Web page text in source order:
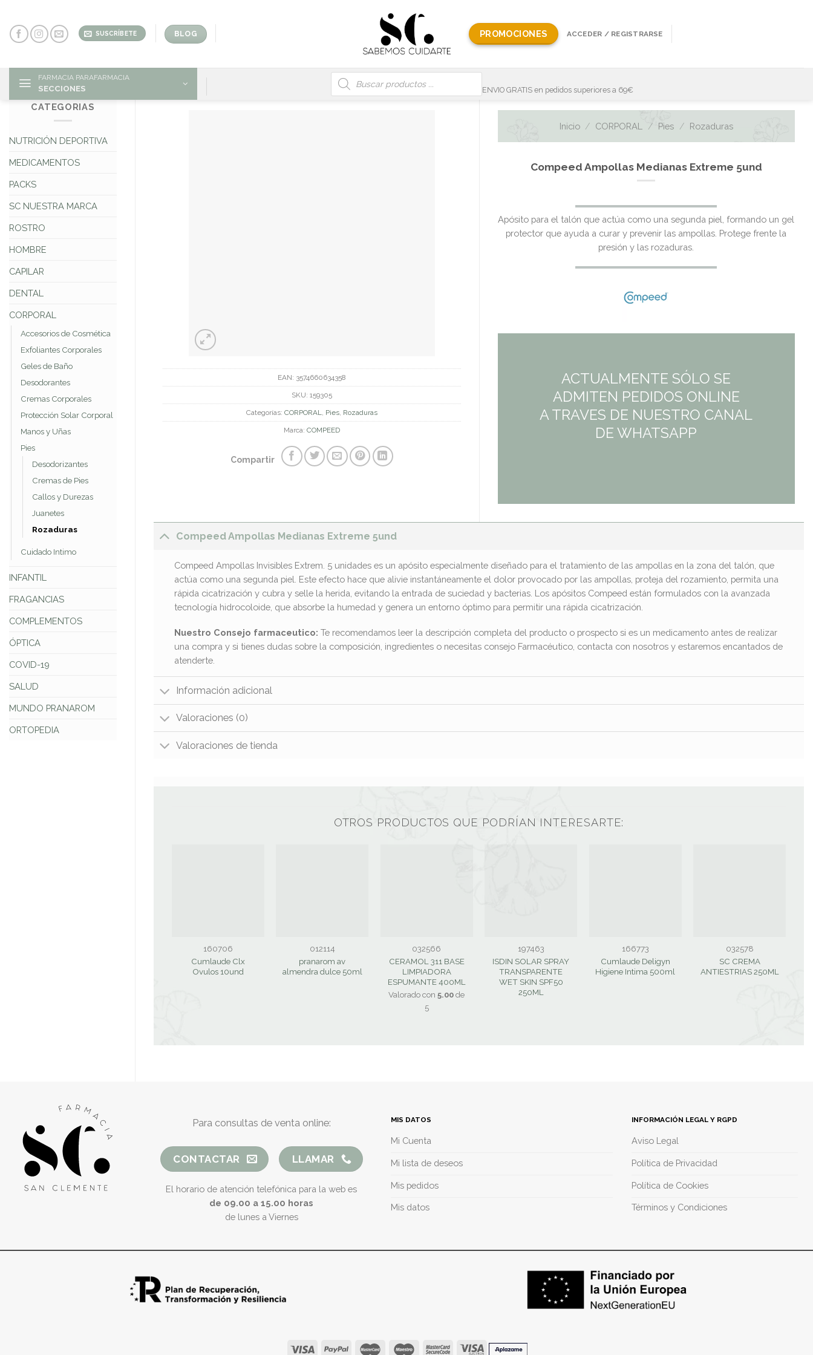
content
SUSCRÍBETE BLOG PROMOCIONES ACCEDER / REGISTRARSE
FARMACIA PARAFARMACIA
SECCIONES
Búsqueda
de
productos
ENVIO GRATIS en pedidos superiores a 69€
CATEGORIAS
NUTRICIÓN DEPORTIVA
MEDICAMENTOS
PACKS
SC NUESTRA MARCA
ROSTRO
HOMBRE
CAPILAR
DENTAL
CORPORAL
Accesorios de Cosmética
Exfoliantes Corporales
Geles de Baño
Desodorantes
Cremas Corporales
Protección Solar Corporal
Manos y Uñas
Pies
Desodorizantes
Cremas de Pies
Callos y Durezas
Juanetes
Rozaduras
Cuidado Intimo
INFANTIL
FRAGANCIAS
COMPLEMENTOS
ÓPTICA
COVID-19
SALUD
MUNDO PRANAROM
ORTOPEDIA
EAN: 3574660634358
SKU: 159305
Categorías: CORPORAL, Pies, Rozaduras
Marca: COMPEED
Compartir
Inicio / CORPORAL / Pies / Rozaduras
Compeed Ampollas Medianas Extreme 5und
Apósito para el talón que actúa como una segunda piel, formando un gel
protector que ayuda a curar y prevenir las ampollas. Protege frente la
presión y las rozaduras.
ACTUALMENTE SÓLO SE
ADMITEN PEDIDOS ONLINE
A TRAVES DE NUESTRO CANAL
DE WHATSAPP
Compeed Ampollas Medianas Extreme 5und
Compeed Ampollas Invisibles Extrem. 5 unidades es un apósito especialmente diseñado para el tratamiento de las ampollas en la zona del talón, que
actúa como una segunda piel. Este efecto hace que alivie instantáneamente el dolor provocado por las ampollas, proteja del rozamiento, permita una
rápida cicatrización y cubra y selle la herida, evitando la entrada de suciedad y bacterias. Los apósitos Compeed están formulados con la avanzada
tecnología hidrocoloide, que absorbe la humedad y genera un entorno óptimo para permitir una rápida cicatrización.
Nuestro Consejo farmaceutico: Te recomendamos leer la descripción completa del producto o prospecto si es un medicamento antes de realizar
una compra y si tienes dudas sobre la composición, ingredientes o necesitas consejo Farmacéutico, contacta con nosotros y estaremos encantados de
atenderte.
Información adicional
Valoraciones (0)
Valoraciones de tienda
OTROS PRODUCTOS QUE PODRÍAN INTERESARTE:
160706
Cumlaude Clx
Ovulos 10und
012114
pranarom av
almendra dulce 50ml
032566
CERAMOL 311 BASE
LIMPIADORA
ESPUMANTE 400ML
Valorado con5.00 de
5
197463
ISDIN SOLAR SPRAY
TRANSPARENTE
WET SKIN SPF50
250ML
166773
Cumlaude Deligyn
Higiene Intima 500ml
032578
SC CREMA
ANTIESTRIAS 250ML
Para consultas de venta online:
CONTACTAR LLAMAR
El horario de atención telefónica para la web es
de 09.00 a 15.00 horas
de lunes a Viernes
MIS DATOS
Mi Cuenta
Mi lista de deseos
Mis pedidos
Mis datos
INFORMACIÓN LEGAL Y RGPD
Aviso Legal
Política de Privacidad
Política de Cookies
Términos y Condiciones